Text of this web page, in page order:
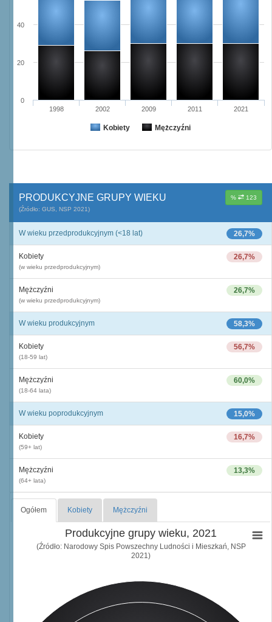
Kobiety Mężczyźni
1998 2002 2009 2011 2021
0
20
40
% 123
PRODUKCYJNE GRUPY WIEKU
(Źródło: GUS, NSP 2021)
26,7%
W wieku przedprodukcyjnym (<18 lat)
26,7%
Kobiety
(w wieku przedprodukcyjnym)
26,7%
Mężczyźni
(w wieku przedprodukcyjnym)
58,3%
W wieku produkcyjnym
56,7%
Kobiety
(18-59 lat)
60,0%
Mężczyźni
(18-64 lata)
15,0%
W wieku poprodukcyjnym
16,7%
Kobiety
(59+ lat)
13,3%
Mężczyźni
(64+ lata)
Ogółem Kobiety Mężczyźni
Produkcyjne grupy wieku, 2021
(Źródło: Narodowy Spis Powszechny Ludności i Mieszkań, NSP
2021)